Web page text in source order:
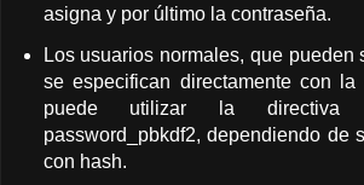
asigna y por último la contraseña.
Los usuarios normales, que pueden
se especifican directamente con la
puede utilizar la directiva
password_pbkdf2, dependiendo de
con hash.